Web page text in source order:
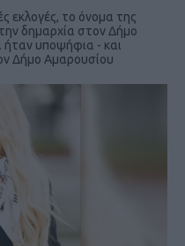
εκλογές, το όνομα της
δημαρχία στον Δήμο
ήταν υποψήφια - και
Δήμο Αμαρουσίου